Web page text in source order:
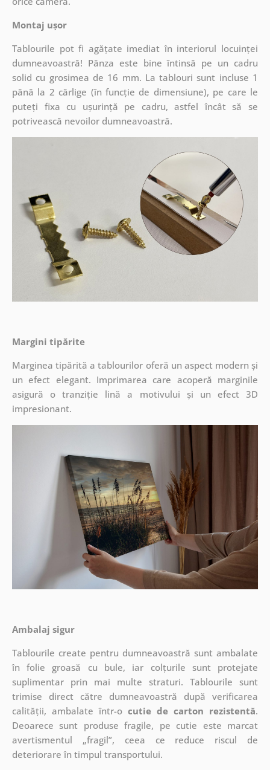
Montaj ușor
Tablourile pot fi agățate imediat în interiorul locuinței
dumneavoastră! Pânza este bine întinsă pe un cadru
solid cu grosimea de 16 mm. La tablouri sunt incluse 1
până la 2 cârlige (în funcție de dimensiune), pe care le
puteți fixa cu ușurință pe cadru, astfel încât să se
potrivească nevoilor dumneavoastră.
Margini tipărite
Marginea tipărită a tablourilor oferă un aspect modern și
un efect elegant. Imprimarea care acoperă marginile
asigură o tranziție lină a motivului și un efect 3D
impresionant.
Ambalaj sigur
Tablourile create pentru dumneavoastră sunt ambalate
în folie groasă cu bule, iar colțurile sunt protejate
suplimentar prin mai multe straturi.Tablourile sunt
trimise direct către dumneavoastră după verificarea
calității, ambalate într-o cutie de carton rezistentă.
Deoarece sunt produse fragile, pe cutie este marcat
avertismentul „fragil”, ceea ce reduce riscul de
deteriorare în timpul transportului.